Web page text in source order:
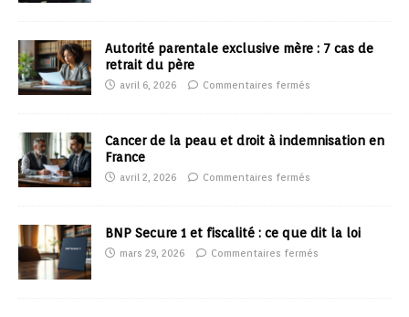
Autorité parentale exclusive mère : 7 cas de
retrait du père
avril 6, 2026 Commentaires fermés
Cancer de la peau et droit à indemnisation en
France
avril 2, 2026 Commentaires fermés
BNP Secure 1 et fiscalité : ce que dit la loi
mars 29, 2026 Commentaires fermés